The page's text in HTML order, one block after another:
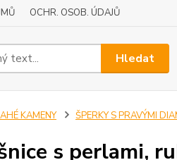
OCHR. OSOB. ÚDAJŮ
Hledat
KAMENY ŠPERKY S PRAVÝMI
s perlami,